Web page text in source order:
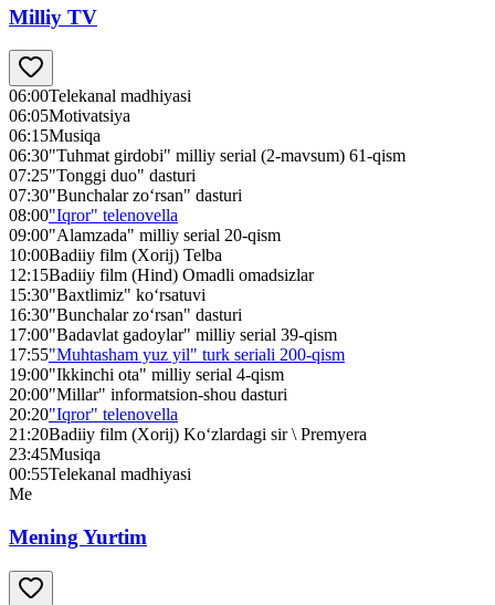
Milliy TV
06:00Telekanal madhiyasi
06:05Motivatsiya
06:15Musiqa
06:30"Tuhmat girdobi" milliy serial (2-mavsum) 61-qism
07:25"Tonggi duo" dasturi
07:30"Bunchalar zo‘rsan" dasturi
08:00"Iqror" telenovella
09:00"Alamzada" milliy serial 20-qism
10:00Badiiy film (Xorij) Telba
12:15Badiiy film (Hind) Omadli omadsizlar
15:30"Baxtlimiz" ko‘rsatuvi
16:30"Bunchalar zo‘rsan" dasturi
17:00"Badavlat gadoylar" milliy serial 39-qism
17:55"Muhtasham yuz yil" turk seriali 200-qism
19:00"Ikkinchi ota" milliy serial 4-qism
20:00"Millar" informatsion-shou dasturi
20:20"Iqror" telenovella
21:20Badiiy film (Xorij) Ko‘zlardagi sir \ Premyera
23:45Musiqa
00:55Telekanal madhiyasi
Me
Mening Yurtim